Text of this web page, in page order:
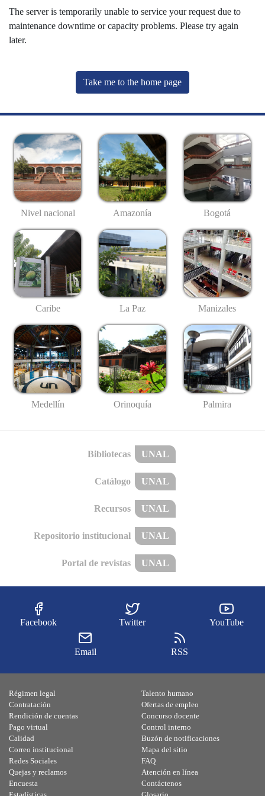
The server is temporarily unable to service your request due to
maintenance downtime or capacity problems. Please try again
later.
Take me to the home page
Nivel nacional Amazonía Bogotá
Caribe La Paz Manizales
Medellín Orinoquía Palmira
Bibliotecas UNAL
Catálogo UNAL
Recursos UNAL
Repositorio institucional UNAL
Portal de revistas UNAL
Facebook Twitter YouTube
Email RSS
Régimen legal
Contratación
Rendición de cuentas
Pago virtual
Calidad
Talento humano
Ofertas de empleo
Concurso docente
Control interno
Buzón de notificaciones
Correo institucional
Redes Sociales
Quejas y reclamos
Encuesta
Mapa del sitio
FAQ
Atención en línea
Contáctenos